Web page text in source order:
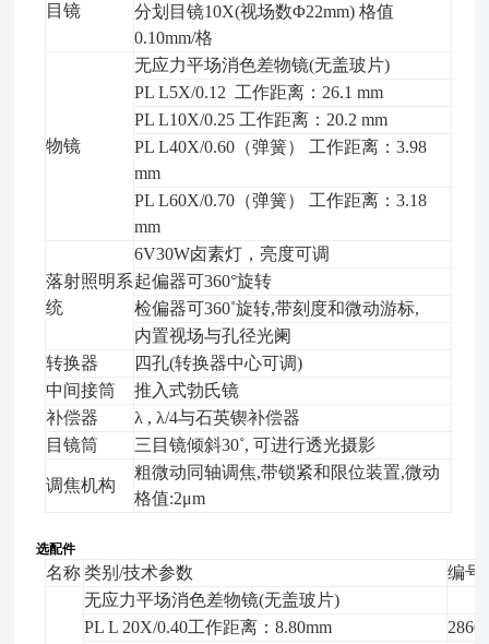
目镜
分划目镜10X(视场数Φ22mm) 格值
0.10mm/格
物镜
无应力平场消色差物镜(无盖玻片)
PL L5X/0.12 工作距离：26.1 mm
PL L10X/0.25 工作距离：20.2 mm
PL L40X/0.60（弹簧） 工作距离：3.98
mm
PL L60X/0.70（弹簧） 工作距离：3.18
mm
落射照明系
统
6V30W卤素灯，亮度可调
起偏器可360°旋转
检偏器可360˚旋转,带刻度和微动游标,
内置视场与孔径光阑
转换器
四孔(转换器中心可调)
中间接筒
推入式勃氏镜
补偿器
λ , λ/4与石英锲补偿器
目镜筒
三目镜倾斜30˚, 可进行透光摄影
调焦机构
粗微动同轴调焦,带锁紧和限位装置,微动
格值:2μm
选配件
名称类别/技术参数 编号
无应力平场消色差物镜(无盖玻片)
PL L 20X/0.40工作距离：8.80mm